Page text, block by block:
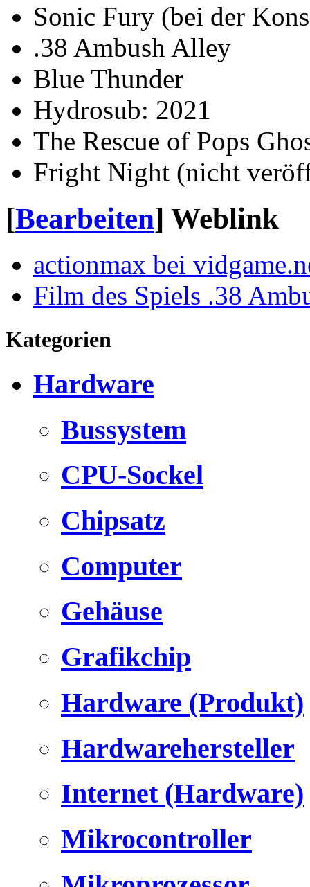
Sonic Fury (bei der
.38 Ambush Alley
Blue Thunder
Hydrosub: 2021
The Rescue of Pops
Fright Night (nicht
[Bearbeiten] Weblink
actionmax bei
Film des Spiels .38
Kategorien
Hardware
Bussystem
CPU-Sockel
Chipsatz
Computer
Gehäuse
Grafikchip
Hardware (Produkt)
Hardwarehersteller
Internet (Hardware)
Mikrocontroller